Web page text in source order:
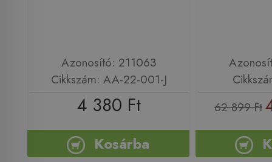
Azonosító: 211063
Cikkszám: AA-22-001-J
4 380 Ft
Kosárba
62 899 Ft